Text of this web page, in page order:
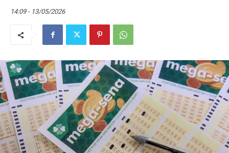
14:09 - 13/05/2026